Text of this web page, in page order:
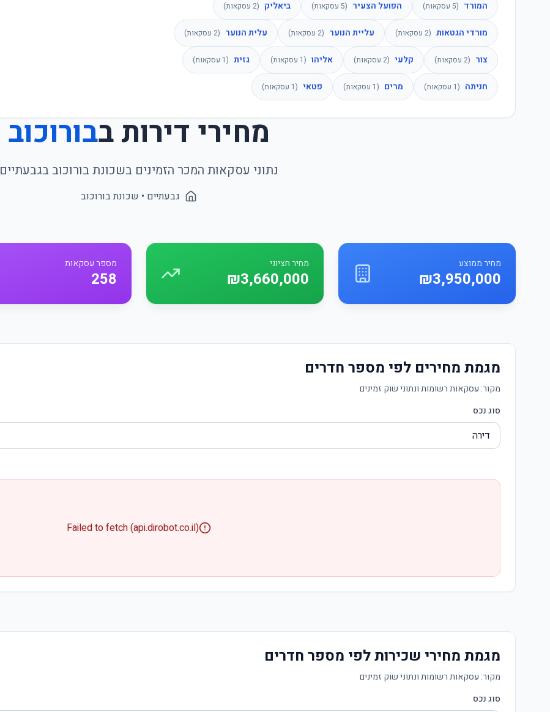
המורד (
5 עסקאות) הפועל הצעיר (
5 עסקאות) ביאליק (
2 עסקאות)
מורדי הגטאות (
2 עסקאות) עליית הנוער (
2 עסקאות) עלית הנוער (
2 עסקאות)
צור (
2 עסקאות) קלעי (
2 עסקאות) אליהו (
1 עסקאות) גזית (
1 עסקאות)
חניתה (
1 עסקאות) מרים (
1 עסקאות) פטאי (
1 עסקאות)
מחירי דירות בבורוכוב
נתוני עסקאות המכר הזמינים בשכונתבורוכוב בגבעתיים
גבעתיים • שכונתבורוכוב
מחיר ממוצע
₪3,950,000
מחיר חציוני
₪3,660,000
מספר עסקאות
258
מגמת מחירים לפי מספר חדרים
מקור: עסקאות רשומות ונתוני שוק זמינים
סוג נכס
Failed to fetch (api.dirobot.co.il)
מגמת מחירי שכירות לפי מספר חדרים
מקור: עסקאות רשומות ונתוני שוק זמינים
סוג נכס